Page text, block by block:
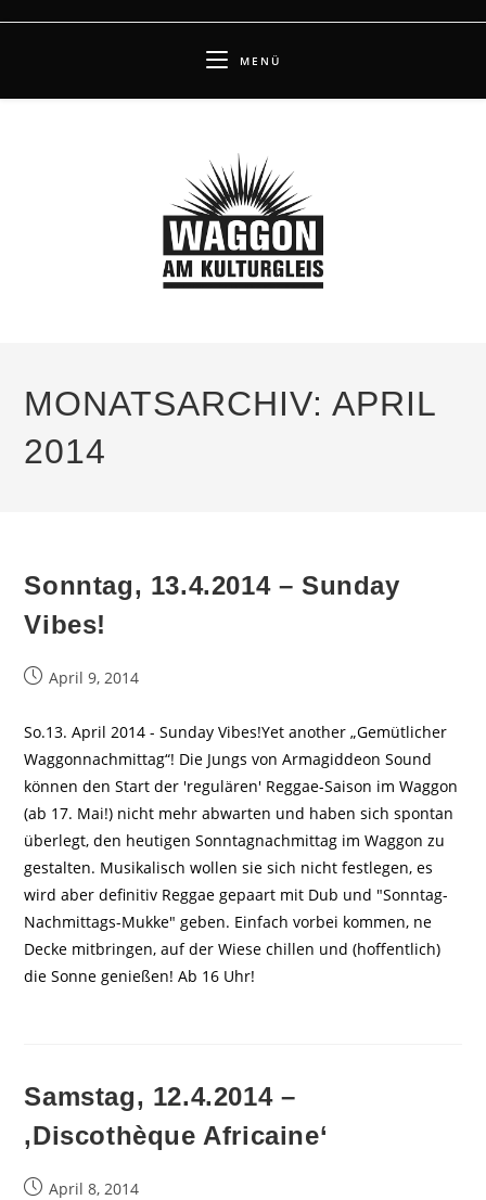
MENÜ
MONATSARCHIV: APRIL
2014
Sonntag, 13.4.2014 – Sunday
Vibes!
BeitragApril 9, 2014
So.13. April 2014 - Sunday Vibes!Yet another „Gemütlicher
Waggonnachmittag“! Die Jungs von Armagiddeon Sound
können den Start der 'regulären' Reggae-Saison im Waggon
(ab 17. Mai!) nicht mehr abwarten und haben sich spontan
überlegt, den heutigen Sonntagnachmittag im Waggon zu
gestalten. Musikalisch wollen sie sich nicht festlegen, es
wird aber definitiv Reggae gepaart mit Dub und "Sonntag-
Nachmittags-Mukke" geben. Einfach vorbei kommen, ne
Decke mitbringen, auf der Wiese chillen und (hoffentlich)
die Sonne genießen! Ab 16 Uhr!
Samstag, 12.4.2014 –
‚Discothèque Africaine‘
BeitragApril 8, 2014